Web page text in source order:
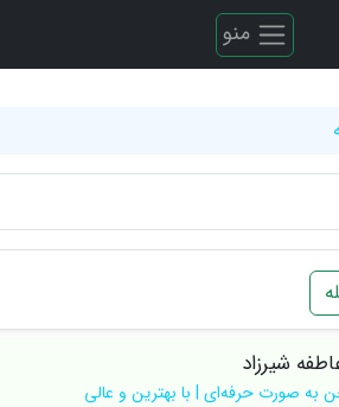
منو
شیرزاد
به صورت حرفه‌ای | با بهترین و عالی